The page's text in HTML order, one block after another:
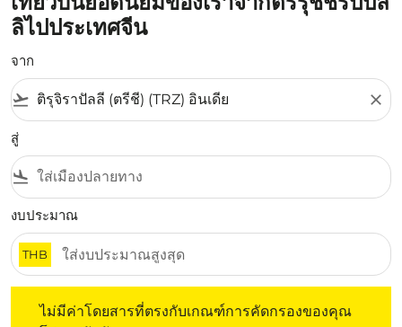
ลิไปประเทศจีน
จาก
flight_takeoff close
สู่
flight_land
งบประมาณ
THB
ไม่มีค่าโดยสารที่ตรงกับเกณฑ์การคัดกรองของคุณ